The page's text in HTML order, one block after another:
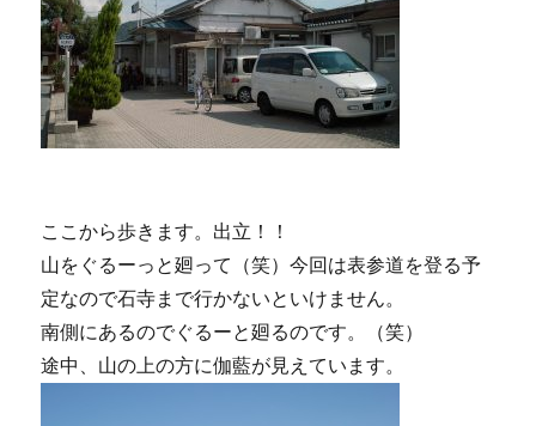
ここから歩きます。出立！！
山をぐるーっと廻って（笑）今回は表参道を登る予
定なので石寺まで行かないといけません。
南側にあるのでぐるーと廻るのです。（笑）
途中、山の上の方に伽藍が見えています。